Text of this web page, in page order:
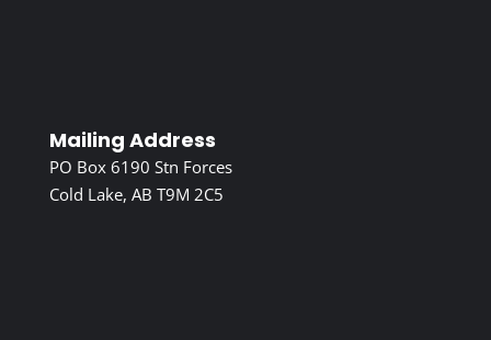
Mailing Address
PO Box 6190 Stn Forces
Cold Lake, AB T9M 2C5